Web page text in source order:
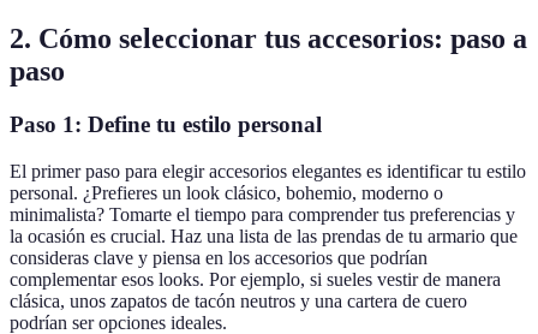
2. Cómo seleccionar tus accesorios: paso a
paso
Paso 1: Define tu estilo personal
El primer paso para elegir accesorios elegantes es identificar tu estilo
personal. ¿Prefieres un look clásico, bohemio, moderno o
minimalista? Tomarte el tiempo para comprender tus preferencias y
la ocasión es crucial. Haz una lista de las prendas de tu armario que
consideras clave y piensa en los accesorios que podrían
complementar esos looks. Por ejemplo, si sueles vestir de manera
clásica, unos zapatos de tacón neutros y una cartera de cuero
podrían ser opciones ideales.